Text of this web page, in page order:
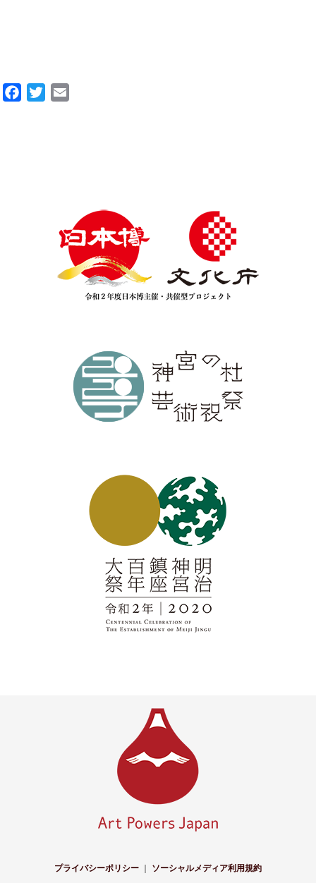
FacebookTwitter
プライバシーポリシー ｜ ソーシャルメディア利用規約